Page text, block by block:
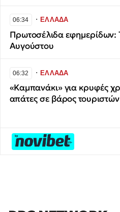
06:34 ∙ΕΛΛΑΔΑ
Πρωτοσέλιδα εφημερίδων:
Αυγούστου
06:32 ∙ΕΛΛΑΔΑ
«Καμπανάκι» για κρυφές
απάτες σε βάρος τουριστών